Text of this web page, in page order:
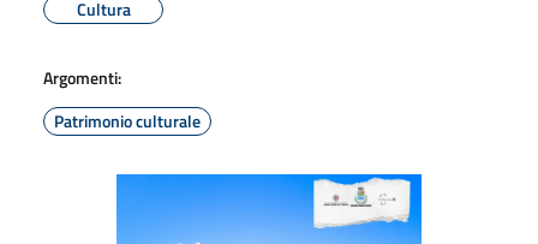
Cultura
Argomenti:
Patrimonio culturale